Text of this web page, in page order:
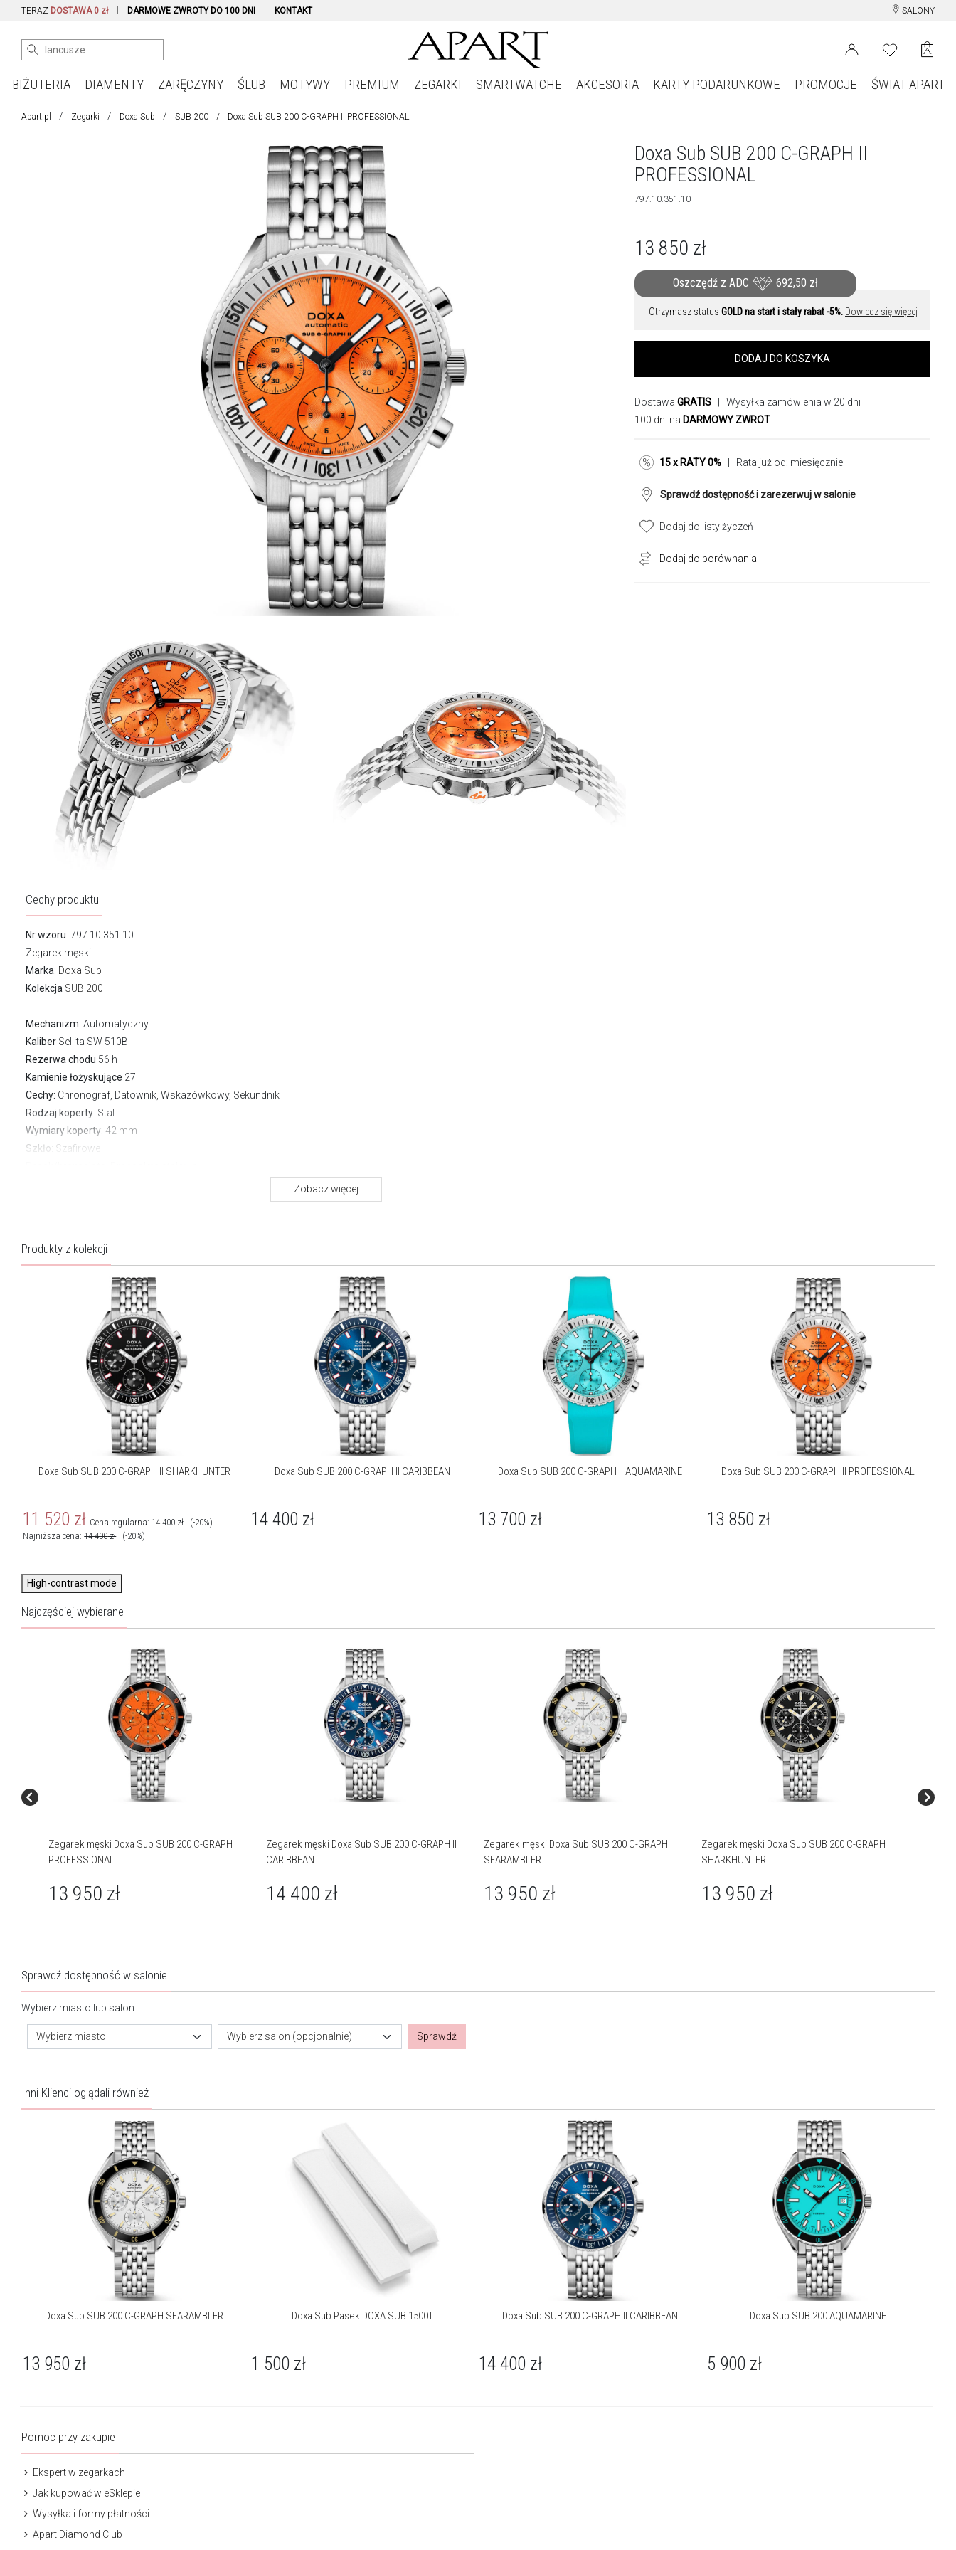
TERAZ DOSTAWA 0 zł DARMOWE ZWROTY DO 100 DNI KONTAKT SALONY
BIŻUTERIA DIAMENTY ZARĘCZYNY ŚLUB MOTYWY PREMIUM ZEGARKI SMARTWATCHE AKCESORIA KARTY PODARUNKOWE PROMOCJE ŚWIAT APART
Apart.pl Zegarki Doxa Sub SUB 200 Doxa Sub SUB 200 C-GRAPH II PROFESSIONAL
Cechy produktu
Nr wzoru: 797.10.351.10
Zegarek męski
Marka: Doxa Sub
Kolekcja SUB 200
Mechanizm: Automatyczny
Kaliber Sellita SW 510B
Rezerwa chodu 56 h
Kamienie łożyskujące 27
Cechy: Chronograf, Datownik, Wskazówkowy, Sekundnik
Rodzaj koperty: Stal
Wymiary koperty: 42 mm
Szkło : Szafirowe
O kolekcji SUB 200
Doxa SUB 200 to zegarki dla pasjonatów nurkowania, łączące
wytrzymałość i elegancję. Koperty ze stali 316L i odporne na
zarysowania szkło szafirowe zapewniają trwałość, a
wodoszczelność 200 m oraz jednokierunkowy luminescencyjny
bezel gwarantują niezawodność pod wodą. Bransolety ze stali lub
dopasowane paski kauczukowe doskonale układają się na
nadgarstku, a ekskluzywne detale, jak logo na zapięciu,
podkreślają prestiż zegarków. SUB 200 oferuje ponadczasowy
design w 8 wariantach kolorystycznych.
Początki historii Doxa to małe miasteczko Le Locle położone
głęboko w szwajcarskich górach Jura, dzisiaj rozpoznawane jako
kolebka szwajcarskiego zegarmistrzostwa. Georges Ducommun
zakłada tam zegarmistrzowską manufakturę i szybko zyskuje
reputację producenta niezawodnych i innowacyjnych zegarków.
W 1907 roku składa on patent na „8-Day DOXA Caliber”, który staje
się kluczowym wyposażeniem samochodów wyścigowych
Bugatti, ale również powszechnie przyjętym standardem. Marka
Doxa zyskuje rozpoznawalność na całym świecie.
Zobacz więcej
Doxa Sub SUB 200 C-GRAPH II
PROFESSIONAL
797.10.351.10
13 850 zł
Oszczędź z ADC 692,50 zł
Otrzymasz status GOLD na start i stały rabat -5%. Dowiedz się więcej
DODAJ DO KOSZYKA
Dostawa GRATIS | Wysyłka zamówienia w 20 dni
100 dni na DARMOWY ZWROT
15 x RATY 0% | Rata już od: miesięcznie
Sprawdź dostępność i zarezerwuj w salonie
Dodaj do listy życzeń
Dodaj do porównania
Produkty z kolekcji
Doxa Sub SUB 200 C-GRAPH II SHARKHUNTER
11 520 zł Cena regularna:14 400 zł
(-20%)
Najniższa cena:14 400 zł (-20%)
Doxa Sub SUB 200 C-GRAPH II CARIBBEAN
14 400 zł
Doxa Sub SUB 200 C-GRAPH II AQUAMARINE
13 700 zł
Doxa Sub SUB 200 C-GRAPH II PROFESSIONAL
13 850 zł
High-contrast mode
Najczęściej wybierane
Zegarek męski Doxa Sub SUB 200 C-GRAPH
PROFESSIONAL
13 950 zł
Zegarek męski Doxa Sub SUB 200 C-GRAPH II
CARIBBEAN
14 400 zł
Zegarek męski Doxa Sub SUB 200 C-GRAPH
SEARAMBLER
13 950 zł
Zegarek męski Doxa Sub SUB 200 C-GRAPH
SHARKHUNTER
13 950 zł
Sprawdź dostępność w salonie
Wybierz miasto lub salon
Wybierz miasto Wybierz salon (opcjonalnie) Sprawdź
Inni Klienci oglądali również
Doxa Sub SUB 200 C-GRAPH SEARAMBLER
13 950 zł
Doxa Sub Pasek DOXA SUB 1500T
1 500 zł
Doxa Sub SUB 200 C-GRAPH II CARIBBEAN
14 400 zł
Doxa Sub SUB 200 AQUAMARINE
5 900 zł
Pomoc przy zakupie
Ekspert w zegarkach
Jak kupować w eSklepie
Wysyłka i formy płatności
Apart Diamond Club